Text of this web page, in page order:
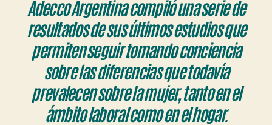
Adecco Argentina compiló una serie de
resultados de sus últimos estudios que
permiten seguir tomando conciencia
sobre las diferencias que todavía
prevalecen sobre la mujer, tanto en el
ámbito laboral como en el hogar.